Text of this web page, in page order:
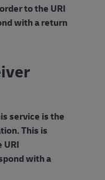
to the URI
with a return
service is the
This is
URI
with a